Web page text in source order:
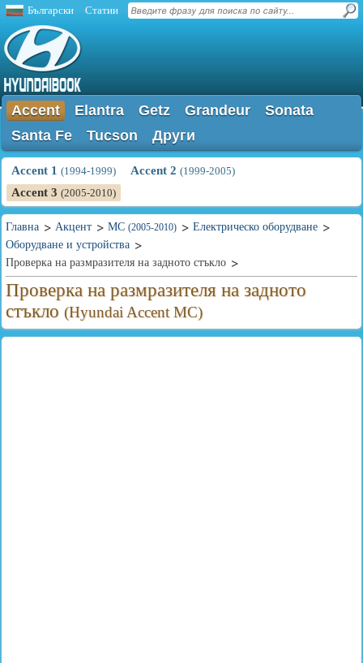
Български Статии
Accent Elantra Getz Grandeur
Sonata
Santa Fe
Tucson Други
Accent 1 (1994-1999) Accent 2 (1999-2005)
Accent 3 (2005-2010)
Главна Акцент MC (2005-2010)
Електрическо оборудване
Оборудване и устройства
Проверка на размразителя на задното стъкло
Проверка на размразителя на задното
стъкло (Hyundai Accent MC)